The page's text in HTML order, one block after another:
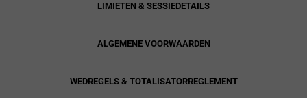
LIMIETEN & SESSIEDETAILS
ALGEMENE VOORWAARDEN
WEDREGELS & TOTALISATORREGLEMENT